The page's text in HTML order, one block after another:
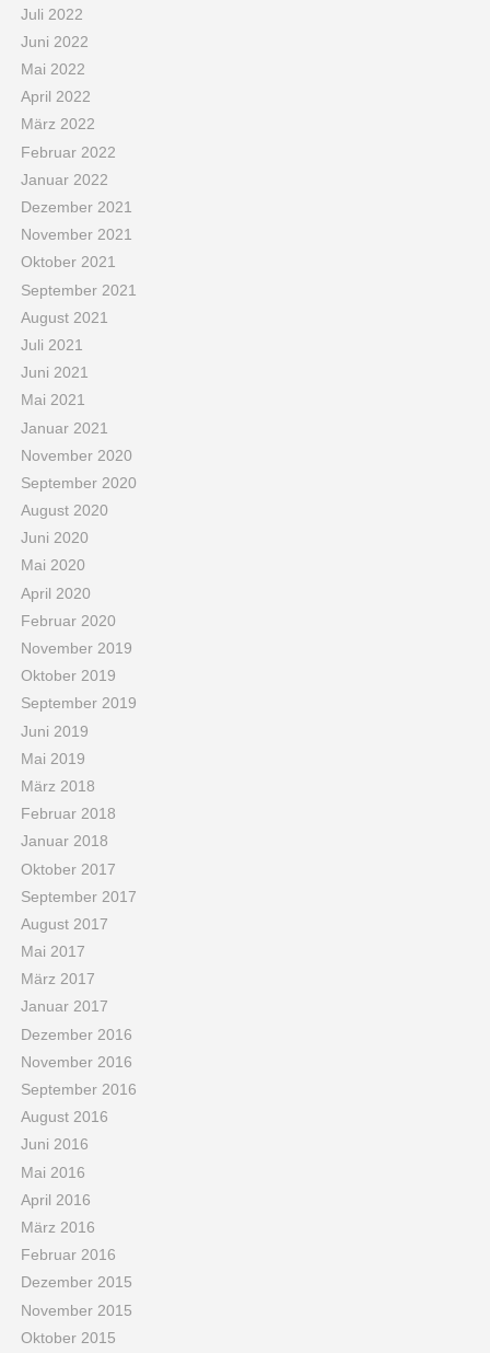
Juli 2022
Juni 2022
Mai 2022
April 2022
März 2022
Februar 2022
Januar 2022
Dezember 2021
November 2021
Oktober 2021
September 2021
August 2021
Juli 2021
Juni 2021
Mai 2021
Januar 2021
November 2020
September 2020
August 2020
Juni 2020
Mai 2020
April 2020
Februar 2020
November 2019
Oktober 2019
September 2019
Juni 2019
Mai 2019
März 2018
Februar 2018
Januar 2018
Oktober 2017
September 2017
August 2017
Mai 2017
März 2017
Januar 2017
Dezember 2016
November 2016
September 2016
August 2016
Juni 2016
Mai 2016
April 2016
März 2016
Februar 2016
Dezember 2015
November 2015
Oktober 2015